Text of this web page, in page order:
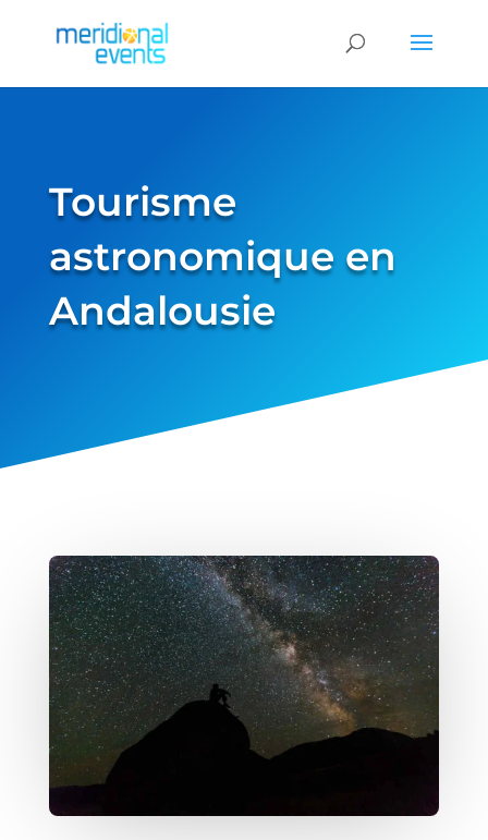
Tourisme
astronomique en
Andalousie